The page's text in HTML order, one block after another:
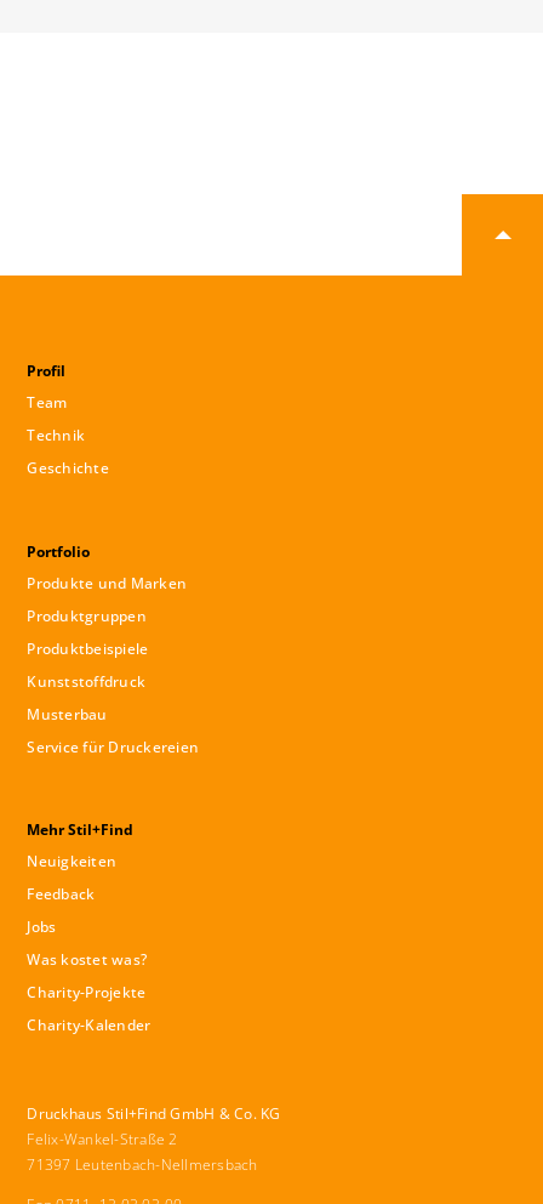
Profil
Team
Technik
Geschichte
Portfolio
Produkte und Marken
Produktgruppen
Produktbeispiele
Kunststoffdruck
Musterbau
Service für Druckereien
Mehr Stil+Find
Neuigkeiten
Feedback
Jobs
Was kostet was?
Charity-Projekte
Charity-Kalender
Druckhaus Stil+Find GmbH & Co. KG
Felix-Wankel-Straße 2
71397 Leutenbach-Nellmersbach